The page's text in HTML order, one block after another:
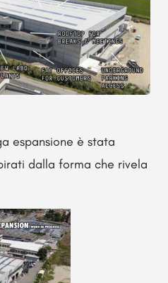
espansione è stata
dalla forma che rivela